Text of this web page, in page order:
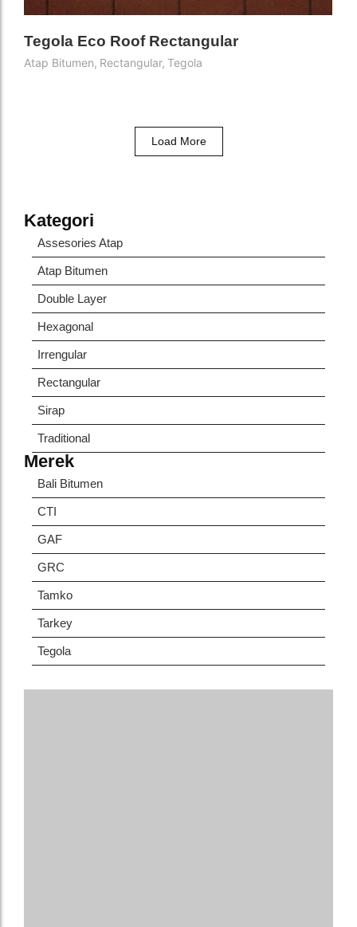
Kategori
Assesories Atap
Atap Bitumen
Double Layer
Hexagonal
Irrengular
Rectangular
Sirap
Traditional
Merek
Bali Bitumen
CTI
GAF
GRC
Tamko
Tarkey
Tegola
Tegola Eco Roof Rectangular
Atap Bitumen, Rectangular, Tegola
Load More